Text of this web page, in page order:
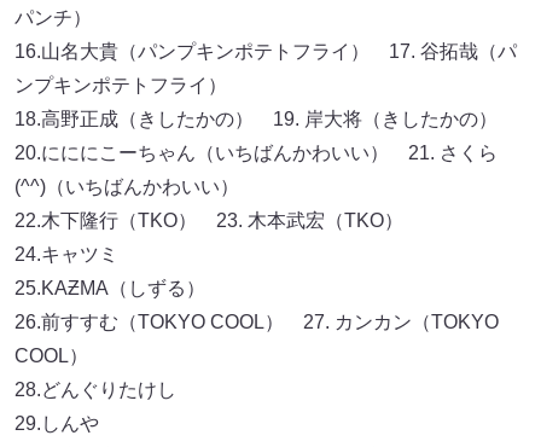
パンチ）
16.山名大貴（パンプキンポテトフライ） 17. 谷拓哉（パ
ンプキンポテトフライ）
18.高野正成（きしたかの） 19. 岸大将（きしたかの）
20.にににこーちゃん（いちばんかわいい） 21. さくら
(^^)（いちばんかわいい）
22.木下隆行（TKO） 23. 木本武宏（TKO）
24.キャツミ
25.KAƵMA（しずる）
26.前すすむ（TOKYO COOL） 27. カンカン（TOKYO
COOL）
28.どんぐりたけし
29.しんや